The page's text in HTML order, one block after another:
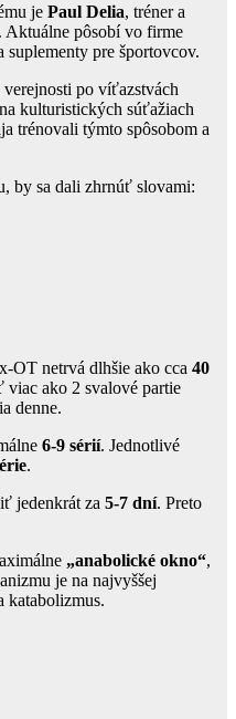
je Paul Delia, tréner a
Aktuálne pôsobí vo firme
suplementy pre športovcov.
verejnosti po víťazstvách
na kulturistických súťažiach
trénovali týmto spôsobom a
by sa dali zhrnúť slovami:
OT netrvá dlhšie ako cca 40
ako 2 svalové partie
denne.
6-9 sérií. Jednotlivé
.
jedenkrát za 5-7 dní. Preto
„anabolické okno“,
je na najvyššej
katabolizmus.